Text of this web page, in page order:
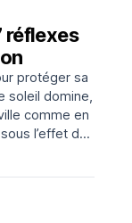
réflexes
protéger sa
comme en
l’effet du
lors des